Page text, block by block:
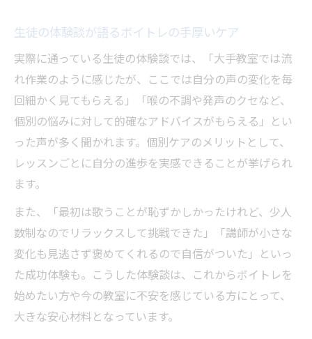
生徒の体験談が語るボイトレの手厚いケア
実際に通っている生徒の体験談では、「大手教室では流
れ作業のように感じたが、ここでは自分の声の変化を毎
回細かく見てもらえる」「喉の不調や発声のクセなど、
個別の悩みに対して的確なアドバイスがもらえる」とい
った声が多く聞かれます。個別ケアのメリットとして、
レッスンごとに自分の進歩を実感できることが挙げられ
ます。
また、「最初は歌うことが恥ずかしかったけれど、少人
数制なのでリラックスして挑戦できた」「講師が小さな
変化も見逃さず褒めてくれるので自信がついた」といっ
た成功体験も。こうした体験談は、これからボイトレを
始めたい方や今の教室に不安を感じている方にとって、
大きな安心材料となっています。